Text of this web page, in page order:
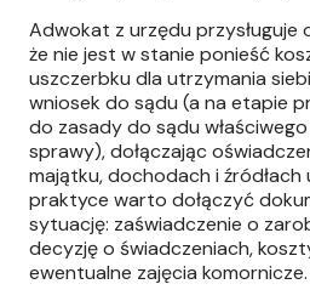
Adwokat z urzędu przysługuje
że nie jest w stanie ponieść
uszczerbku dla utrzymania
wniosek do sądu (a na etapie
do zasady do sądu
sprawy), dołączając
majątku, dochodach i źródłach
praktyce warto dołączyć
sytuację: zaświadczenie o
decyzję o świadczeniach,
ewentualne zajęcia komornicze.